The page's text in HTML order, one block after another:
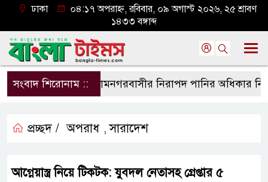
ঢাকা
০৪:১৭ অপরাহ্ন, রবিবার, ০৯ অগাস্ট ২০২৬, ২৫ শ্রাবণ
১৪৩৩ বঙ্গাব্দ
সংবাদ শিরোনাম ::শ্যামনগরবাসীর নিরাপদ পানির অধিকার
প্রচ্ছদ / অপরাধ ,সারাদেশ
আগ্নেয়াস্ত্র নিয়ে টিকটক: যুবদল নেতাসহ গ্রেপ্তার ৫